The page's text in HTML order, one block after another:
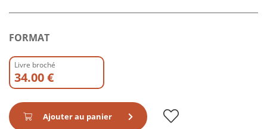
FORMAT
Livre broché
34.00 €
Ajouter au panier